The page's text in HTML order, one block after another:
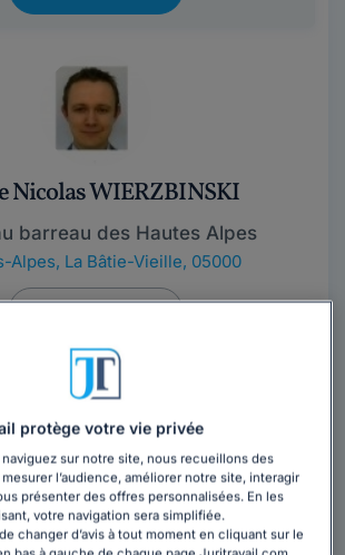
Nicolas WIERZBINSKI
barreau des Hautes Alpes
Alpes, La Bâtie-Vieille, 05000
de GAP, j'aurai plaisir à vous
au mieux vos intérêts dans tous
droit.
protège votre vie privée
naviguez sur notre site, nous recueillons des
l’audience, améliorer notre site, interagir
présenter des offres personnalisées. En les
votre navigation sera simplifiée.
changer d’avis à tout moment en cliquant sur le